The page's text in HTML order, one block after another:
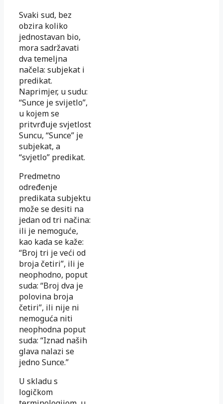
Svaki sud, bez
obzira koliko
jednostavan bio,
mora sadržavati
dva temeljna
načela: subjekat i
predikat.
Naprimjer, u sudu:
“Sunce je svijetlo”,
u kojem se
pritvrđuje svjetlost
Suncu, “Sunce” je
subjekat, a
“svjetlo” predikat.
Predmetno
određenje
predikata subjektu
može se desiti na
jedan od tri načina:
ili je nemoguće,
kao kada se kaže:
“Broj tri je veći od
broja četiri”, ili je
neophodno, poput
suda: “Broj dva je
polovina broja
četiri”, ili nije ni
nemoguća niti
neophodna poput
suda: “Iznad naših
glava nalazi se
jedno Sunce.”
U skladu s
logičkom